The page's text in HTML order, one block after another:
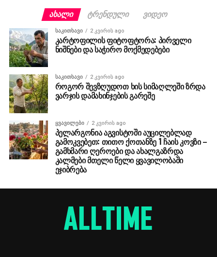
ᲐᲮᲐᲚᲘ ᲢᲠᲔᲜᲓᲣᲚᲘ ᲕᲘᲓᲔᲝ
ᲡᲐᲙᲘᲗᲮᲐᲕᲘ 2 კვირის ago
კარტოფილის ფიტოფტორა: პირველი
ნიშნები და საჭირო მოქმედებები
ᲡᲐᲙᲘᲗᲮᲐᲕᲘ 2 კვირის ago
როგორ შევზღუდოთ ხის სიმაღლეში ზრდა
ვარჯის დამახინჯების გარეშე
ᲧᲕᲐᲕᲘᲚᲔᲑᲘ 2 კვირის ago
პელარგონია აგვისტოში აუცილებლად
გამოკვებეთ: თითო ქოთანზე 1 ჩაის კოვზი –
გამხმარი ღეროები და ახალგაზრდა
კალმები მთელი წელი ყვავილობაში
ეჯიბრება